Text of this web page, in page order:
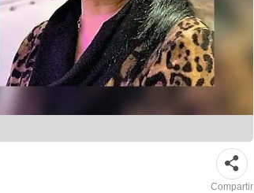
Compartir